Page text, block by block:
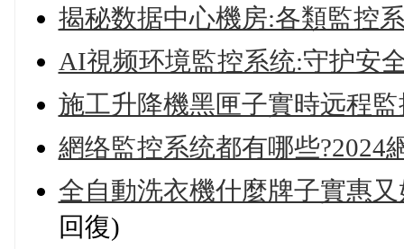
揭秘数据中心機房:各類監控
AI視频环境監控系统:守护安
施工升降機黑匣子實時远程
網络監控系统都有哪些?2024
全自動洗衣機什麼牌子實惠
回復)